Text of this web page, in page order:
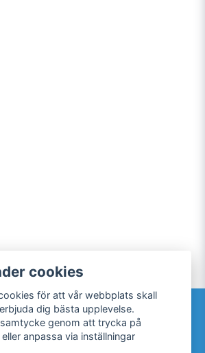
cookies
för att vår webbplats skall
dig bästa upplevelse.
genom att trycka på
anpassa via inställningar